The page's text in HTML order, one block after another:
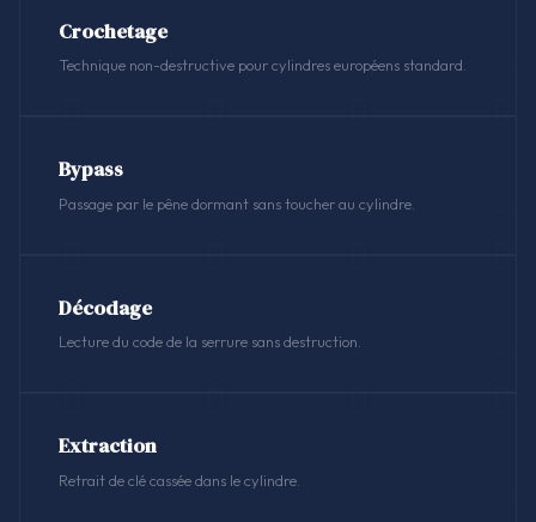
Crochetage
Technique non-destructive pour cylindres européens standard.
Bypass
Passage par le pêne dormant sans toucher au cylindre.
Décodage
Lecture du code de la serrure sans destruction.
Extraction
Retrait de clé cassée dans le cylindre.